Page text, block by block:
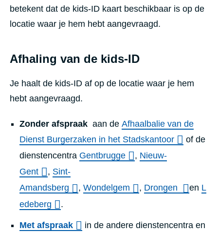
betekent dat de kids-ID kaart beschikbaar is op de
locatie waar je hem hebt aangevraagd.
Afhaling van de kids-ID
Je haalt de kids-ID af op de locatie waar je hem
hebt aangevraagd.
Zonder afspraak aan de Afhaalbalie van de
Dienst Burgerzaken in het Stadskantoor
of de
dienstencentra Gentbrugge , Nieuw-
Gent
, Sint-
Amandsberg
, Wondelgem , Drongen en L
edeberg
.
Met afspraak
in de andere dienstencentra en